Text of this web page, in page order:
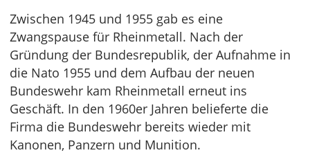
Zwischen 1945 und 1955 gab es eine
Zwangspause für Rheinmetall. Nach der
Gründung der Bundesrepublik, der Aufnahme in
die Nato 1955 und dem Aufbau der neuen
Bundeswehr kam Rheinmetall erneut ins
Geschäft. In den 1960er Jahren belieferte die
Firma die Bundeswehr bereits wieder mit
Kanonen, Panzern und Munition.